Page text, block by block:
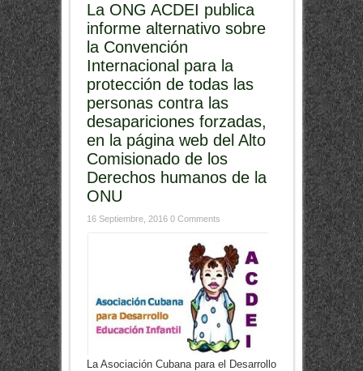
La ONG ACDEI publica
informe alternativo sobre
la Convención
Internacional para la
protección de todas las
personas contra las
desapariciones forzadas,
en la página web del Alto
Comisionado de los
Derechos humanos de la
ONU
16 Septiembre, 2016 0 Comments
La Asociación Cubana para el Desarrollo